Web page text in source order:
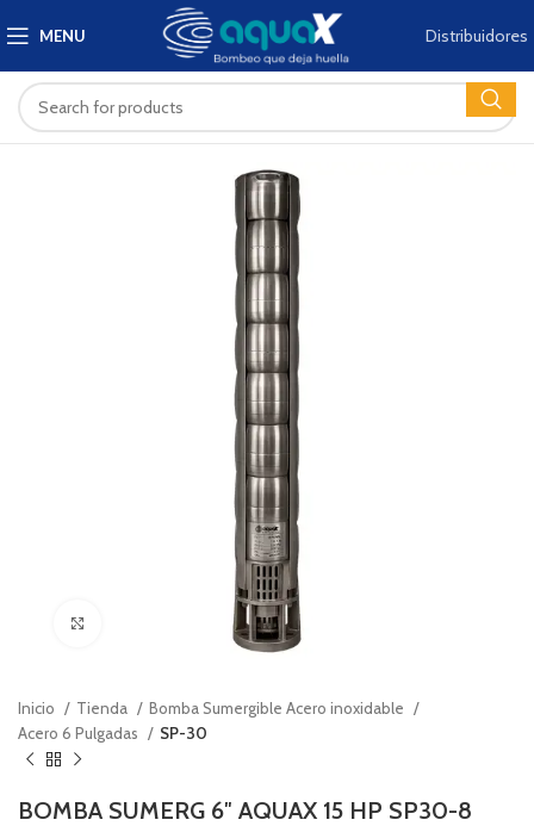
MENU Distribuidores
Inicio Tienda
Bomba Sumergible Acero inoxidable
Acero 6 Pulgadas
SP-30
BOMBA SUMERG 6″ AQUAX 15 HP SP30-8